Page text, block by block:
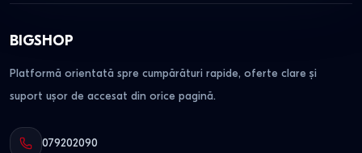
BIGSHOP
Platformă orientată spre cumpărături rapide, oferte clare și
suport ușor de accesat din orice pagină.
079202090